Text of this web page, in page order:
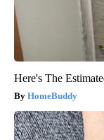
Here's The
HomeBuddy